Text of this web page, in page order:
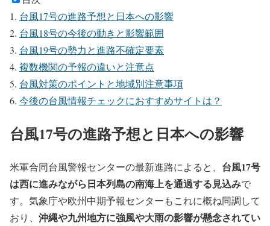
台風17号の進路予想と日本への影響
台風18号の今後の動きと影響範囲
台風19号の勢力と進路不確定要素
複数機関の予報の違いと注意点
台風対策のポイントと地域別注意事項
今後の台風情報チェックにおすすめサイトは？
台風17号の進路予想と日本への影響
米軍合同台風警報センターの最新進路によると、 台風17号
は西に進みながら日本列島の南海上を通過する見込みで
す。気象庁や欧州中期予報センターもこれに概ね同調して
おり、 沖縄や九州地方に強風や大雨の影響が懸念されてい